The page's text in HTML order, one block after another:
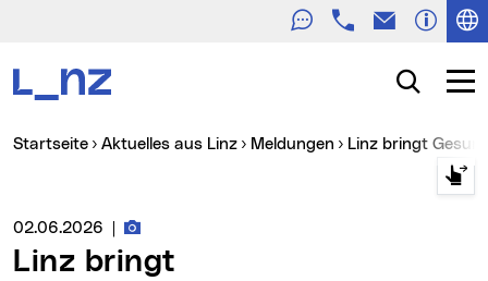
TelefonE-Mail
Suche
Sie sind hier:
Startseite Aktuelles aus Linz Meldungen Linz bringt
Medienservice vom:
02.06.2026 Fotos zur Meldung
Linz bringt